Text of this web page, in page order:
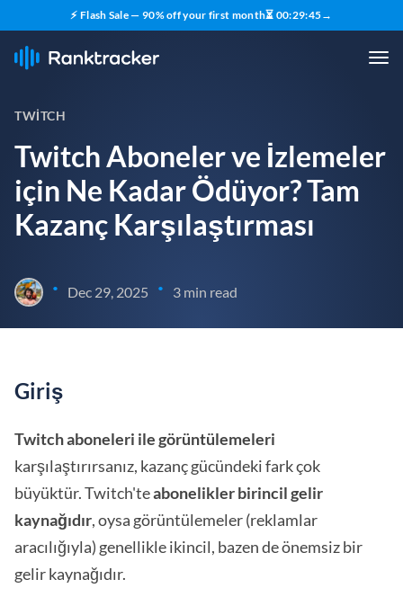
⚡ Flash Sale — 90% off your first month⏳ 00:29:44→
TWITCH
Twitch Aboneler ve İzlemeler
için Ne Kadar Ödüyor? Tam
Kazanç Karşılaştırması
• Dec 29, 2025 • 3 min read
Giriş
Twitch aboneleri ile görüntülemeleri
karşılaştırırsanız, kazanç gücündeki fark çok
büyüktür. Twitch'teabonelikler birincil gelir
kaynağıdır, oysa görüntülemeler (reklamlar
aracılığıyla) genellikle ikincil, bazen de önemsiz bir
gelir kaynağıdır.